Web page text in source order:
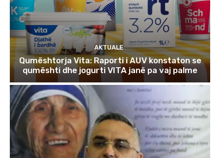
AKTUALE
Qumështorja Vita: Raporti i AUV konstaton se
qumështi dhe jogurti VITA janë pa vaj palme